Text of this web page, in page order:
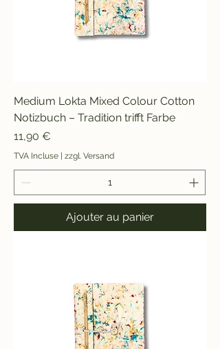
Medium Lokta Mixed Colour Cotton
Notizbuch – Tradition trifft Farbe
Prix
11,90 €
TVA Incluse | zzgl. Versand
Ajouter au panier